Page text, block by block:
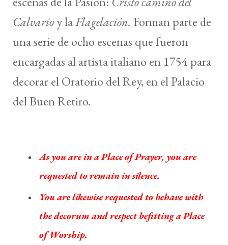
Calvarioy laFlagelación. Forman parte de
una serie de ocho escenas que fueron
encargadas al artista italiano en 1754 para
decorar el Oratorio del Rey, en el Palacio
del Buen Retiro.
As you are in a Place of Prayer, you are
requested to remain in silence.
You are likewise requested to behave with
the decorum and respect befitting a Place
of Worship.